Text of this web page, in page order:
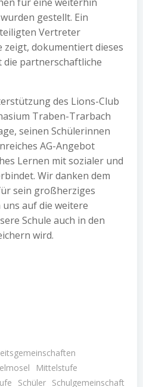
gestellt. Ein
Vertreter
zeigt, dokumentiert dieses
partnerschaftliche
des Lions-Club
Traben-Trarbach
seinen Schülerinnen
AG-Angebot
Lernen mit sozialer und
Wir danken dem
sein großherziges
auf die weitere
Schule auch in den
wird.
Mittelstufe
Schüler Schulgemeinschaft